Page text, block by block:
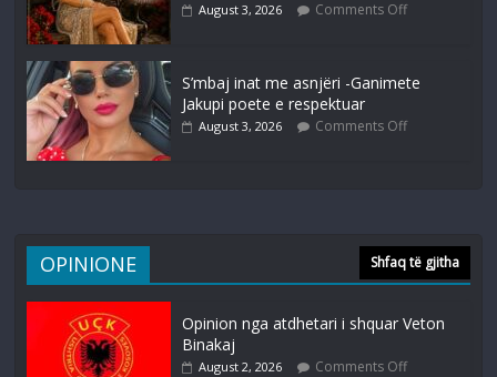
August 3, 2026 Comments Off
S’mbaj inat me asnjëri -Ganimete
Jakupi poete e respektuar
August 3, 2026 Comments Off
OPINIONE Shfaq të gjitha
Opinion nga atdhetari i shquar Veton
Binakaj
August 2, 2026 Comments Off